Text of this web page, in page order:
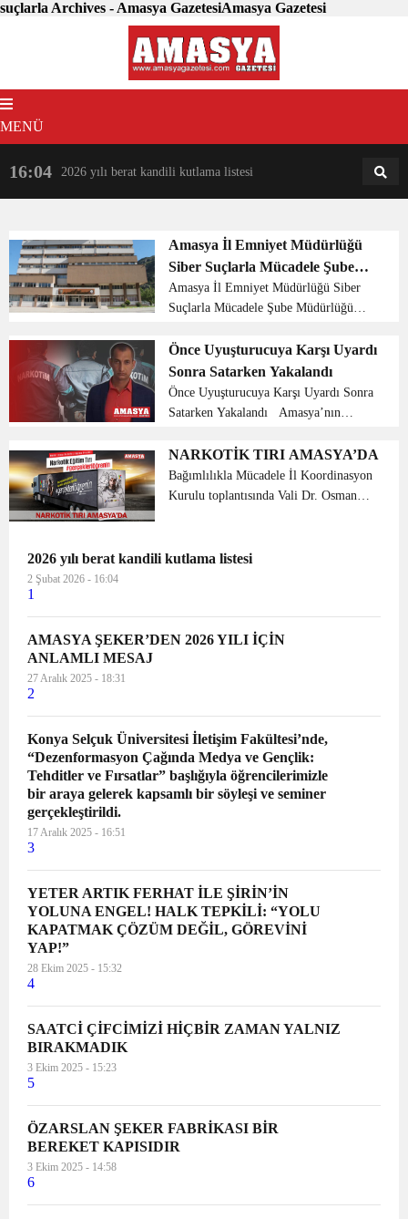
suçlarla Archives - Amasya GazetesiAmasya Gazetesi
MENÜ
16:04 2026 yılı berat kandili kutlama listesi 18:31
Amasya İl Emniyet Müdürlüğü
Siber Suçlarla Mücadele Şube
Müdürlüğü ekipleri, çocukların
internet ortamında güvende
bilgilendirmelerde bulunuyor.
Amasya İl Emniyet Müdürlüğü Siber
Suçlarla Mücadele Şube Müdürlüğü
güvende olmaları için ebeveynlere
önemli bilgilendirmelerde bulunuyor.
Siber Suçlarla Mücadel...
Önce Uyuşturucuya Karşı Uyardı
Sonra Satarken Yakalandı
Önce Uyuşturucuya Karşı Uyardı Sonra
Satarken Yakalandı Amasya’nın
düzenlenen operasyonda 4 zanlı
gözaltına alınmıştı, bu kişilerden biri
dikkatleri üzeri...
NARKOTİK TIRI AMASYA’DA
Bağımlılıkla Mücadele İl Koordinasyon
Kurulu toplantısında Vali Dr. Osman
Müdürlüğü Narkotik Suçlarla Mücadele
2026 yılı berat kandili kutlama listesi
2 Şubat 2026 - 16:04
1
AMASYA ŞEKER’DEN 2026 YILI İÇİN
ANLAMLI MESAJ
27 Aralık 2025 - 18:31
2
Konya Selçuk Üniversitesi İletişim Fakültesi’nde,
“Dezenformasyon Çağında Medya ve Gençlik:
Tehditler ve Fırsatlar” başlığıyla öğrencilerimizle
bir araya gelerek kapsamlı bir söyleşi ve seminer
gerçekleştirildi.
17 Aralık 2025 - 16:51
3
YETER ARTIK FERHAT İLE ŞİRİN’İN
YOLUNA ENGEL! HALK TEPKİLİ: “YOLU
KAPATMAK ÇÖZÜM DEĞİL, GÖREVİNİ
YAP!”
28 Ekim 2025 - 15:32
4
SAATCİ ÇİFCİMİZİ HİÇBİR ZAMAN YALNIZ
BIRAKMADIK
3 Ekim 2025 - 15:23
5
ÖZARSLAN ŞEKER FABRİKASI BİR
BEREKET KAPISIDIR
3 Ekim 2025 - 14:58
6